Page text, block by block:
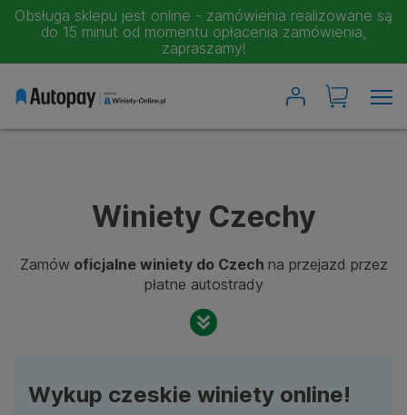
Obsługa sklepu jest online - zamówienia realizowane są
do 15 minut od momentu opłacenia zamówienia,
zapraszamy!
Austria
Słowenia
Moje winiety
Winiety Czechy
Zamówoficjalne winiety do Czech na przejazd przez
płatne autostrady
Wykup czeskie winiety online!